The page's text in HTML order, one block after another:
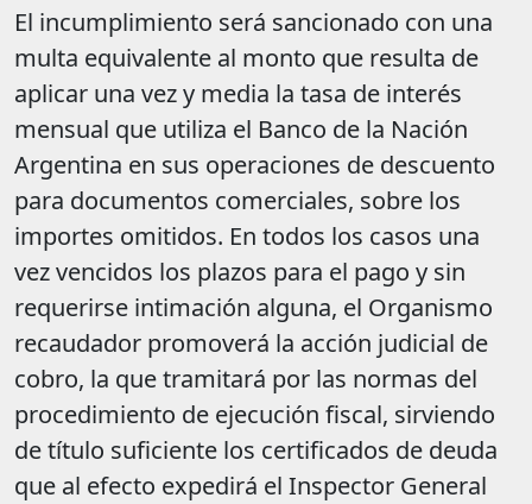
El incumplimiento será sancionado con una
multa equivalente al monto que resulta de
aplicar una vez y media la tasa de interés
mensual que utiliza el Banco de la Nación
Argentina en sus operaciones de descuento
para documentos comerciales, sobre los
importes omitidos. En todos los casos una
vez vencidos los plazos para el pago y sin
requerirse intimación alguna, el Organismo
recaudador promoverá la acción judicial de
cobro, la que tramitará por las normas del
procedimiento de ejecución fiscal, sirviendo
de título suficiente los certificados de deuda
que al efecto expedirá el Inspector General